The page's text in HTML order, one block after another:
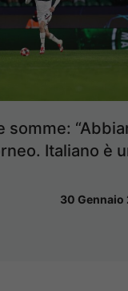
somme:
Italiano è
30